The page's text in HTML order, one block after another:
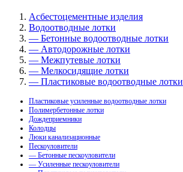
Асбестоцементные изделия
Водоотводные лотки
— Бетонные водоотводные лотки
— Автодорожные лотки
— Межпутевые лотки
— Мелкосидящие лотки
— Пластиковые водоотводные лотки
Пластиковые усиленные водоотводные лотки
Полимербетонные лотки
Дождеприемники
Колодцы
Люки канализационные
Пескоуловители
— Бетонные пескоуловители
— Усиленные пескоуловители